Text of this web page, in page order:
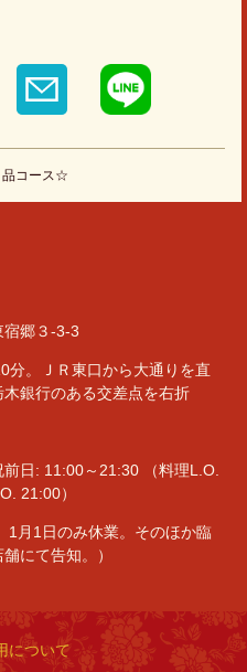
品コース☆
宿郷３-3-3
分。ＪＲ東口から大通りを直
銀行のある交差点を右折
前日: 11:00～21:30 （料理L.O.
21:00）
1月1日のみ休業。そのほか臨
にて告知。）
について